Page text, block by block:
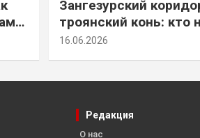
Зангезурский
троянский конь: кто
самом деле
16.06.2026
Редакция
О нас